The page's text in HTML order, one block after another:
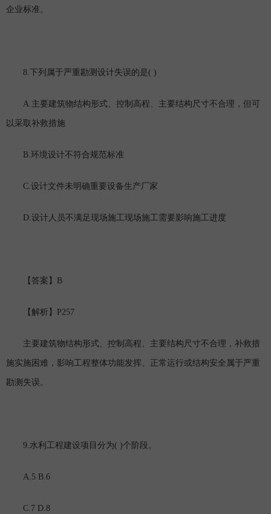
企业标准。
8. 下列属于严重勘测设计失误的是( )
A.主要建筑物结构形式、控制高程、主要结构尺寸不合理，但可
以采取补救措施
B.环境设计不符合规范标准
C.设计文件未明确重要设备生产厂家
D.设计人员不满足现场施工现场施工需要影响施工进度
【答案】 B
【解析】 P257
主要建筑物结构形式、控制高程、主要结构尺寸不合理，补救措
施实施困难，影响工程整体功能发挥、正常运行或结构安全属于严重
勘测失误。
9.水利工程建设项目分为( )个阶段。
A.5 B.6
C.7 D.8